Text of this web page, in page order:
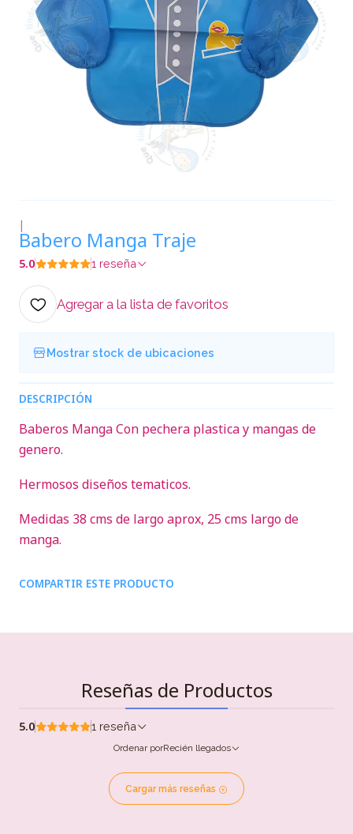
|
Babero Manga Traje
5.0 1 reseña
Agregar a la lista de favoritos
Mostrar stock de ubicaciones
DESCRIPCIÓN
Baberos Manga Con pechera plastica y mangas de
genero.
Hermosos diseños tematicos.
Medidas 38 cms de largo aprox, 25 cms largo de
manga.
COMPARTIR ESTE PRODUCTO
Reseñas de Productos
5.0 1 reseña
Ordenar porRecién llegados
Cargar más reseñas